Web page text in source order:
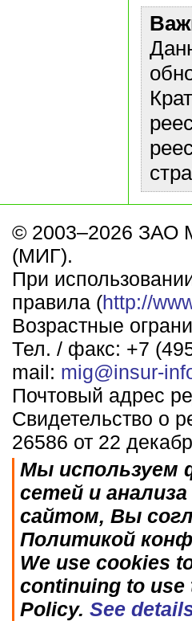
© 2003–2026 ЗАО
(МИГ).
При
правила (http://
Возрастные
Тел. / факс: +7
mail: mig@insur-
Почтовый адрес
Свидетельство о
26586 от 22
Мы используем
сетей и
сайтом, Вы
Политикой
We use cookies
continuing to use
Policy. See